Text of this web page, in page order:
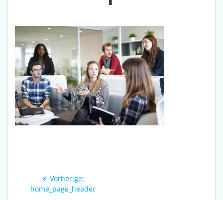
Beitragsnavigation
Vorherige:Vorheriger
Beitrag:
home_page_header